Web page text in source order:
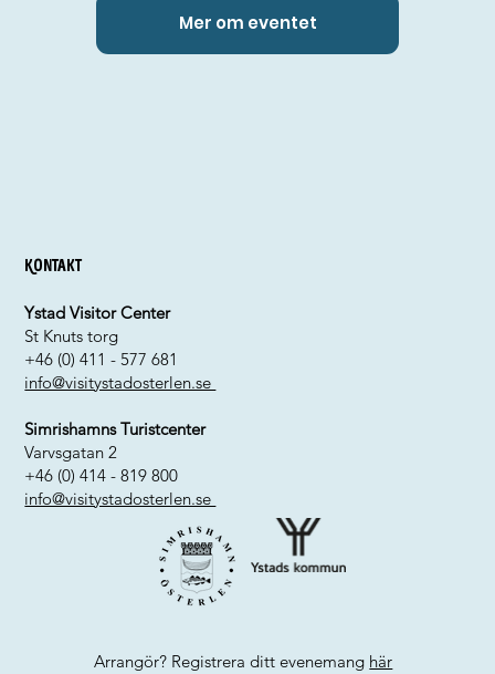
Mer om eventet
Kontakt
Ystad Visitor Center
St Knuts torg
+46 (0) 411 - 577 681
info@visitystadosterlen.se
Simrishamns Turistcenter
Varvsgatan 2
+46 (0) 414 - 819 800
info@visitystadosterlen.se
Arrangör? Registrera ditt evenemang här